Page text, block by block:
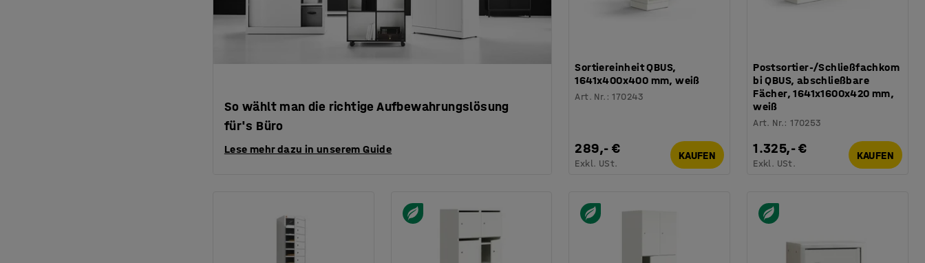
So wählt man die richtige Aufbewahrungslösung
für's Büro
Lese mehr dazu in unserem Guide
Sortiereinheit QBUS,
1641x400x400 mm, weiß
Art. Nr. :170243
289,- €
Exkl. USt.
KAUFEN
Postsortier-/Schließfachkom
bi QBUS, abschließbare
Fächer, 1641x1600x420 mm,
weiß
Art. Nr.:170253
1.325,- €
Exkl. USt.
KAUFEN